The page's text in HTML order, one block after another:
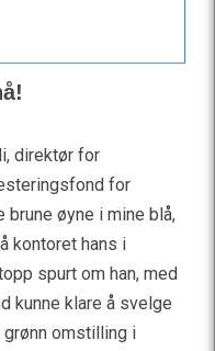
direktør for
for
øyne i mine blå,
kontoret hans i
spurt om han, med
kunne klare å svelge
omstilling i